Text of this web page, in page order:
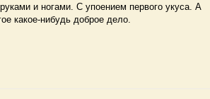
и ногами. С упоением первого укуса. А
какое-нибудь доброе дело.